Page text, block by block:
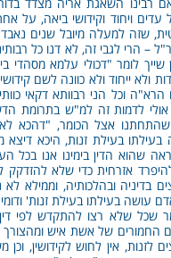
עדים ויחוד וקידושי ביאה, על
שזה למעלה מיובל שנים
– הרי לגבי זה, לא דנו כל
שייך לומר "דכולי עלמא מסהדי
ולא ייחוד ולא כוונה לשם
וכל הני רבוותא דקאי
אולי לדמות זה למ"ש בתרומת
שהתחתנו אצל הכומר, "דהכא
בעילת זנות, היכא דיצא
שהוא הדין בימינו אנו בכל
אזרחית כדי שלא להזדקק
בדיניה ובהלכותיה, וממילא
עושה בעילתו בעילת זנות'
שכל שלא רצו להתקדש לפי
החמורים של אשת איש
לזנות, אין לחוש לקידושין,